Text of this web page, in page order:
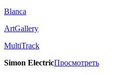
Blanca
ArtGallery
MultiTrack
Simon ElectricПросмотреть